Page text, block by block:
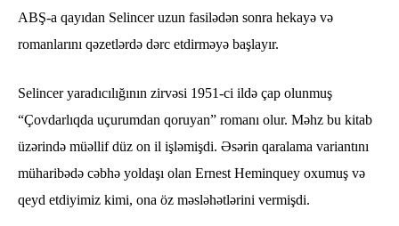
ABŞ-a qayıdan Selincer uzun fasilədən sonra hekayə və
romanlarını qəzetlərdə dərc etdirməyə başlayır.
Selincer yaradıcılığının zirvəsi 1951-ci ildə çap olunmuş
“Çovdarlıqda uçurumdan qoruyan” romanı olur. Məhz bu kitab
üzərində müəllif düz on il işləmişdi. Əsərin qaralama variantını
müharibədə cəbhə yoldaşı olan Ernest Heminquey oxumuş və
qeyd etdiyimiz kimi, ona öz məsləhətlərini vermişdi.